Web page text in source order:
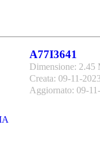
A77I3641
Dimensione: 2.45
Creata: 09-11-
Aggiornato: 09-